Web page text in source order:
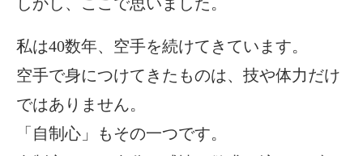
私は40数年、空手を続けてきています。
空手で身につけてきたものは、技や体力だけ
ではありません。
「自制心」もその一つです。